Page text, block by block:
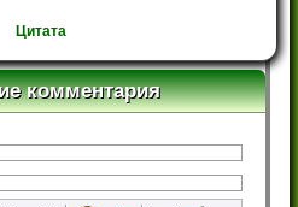
Цитата
комментария